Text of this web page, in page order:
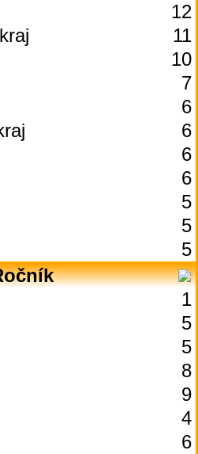
12
11
10
7
6
6
6
6
5
5
5
1
5
5
8
9
4
6